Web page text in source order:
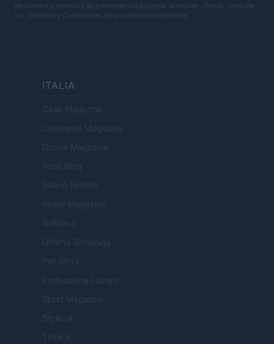
de compra y servicios se presentan sin garantía. Al evaluar ofertas, consulte
los Términos y Condiciones de la institución financiera.
ITALIA
Casa Magazine
Cineverse Magazine
Donne Magazine
Food Blog
Milano Notizie
Motor Magazine
Notizie.it
Offerte Shopping
Pet Story
Professione Lavoro
Sport Magazine
Style24
Think.it